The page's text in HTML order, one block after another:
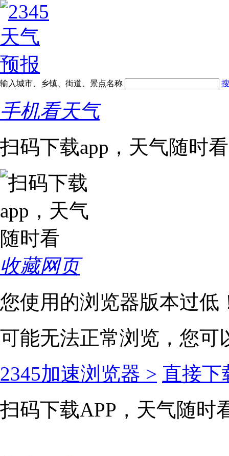
输入城市、乡镇、街道、景点名称
手机看天气
扫码下载app，天气随时看
收藏网页
您使用的浏览器版本过低
可能无法正常浏览，您可
2345加速浏览器 > 直接下
扫码下载APP，天气随时